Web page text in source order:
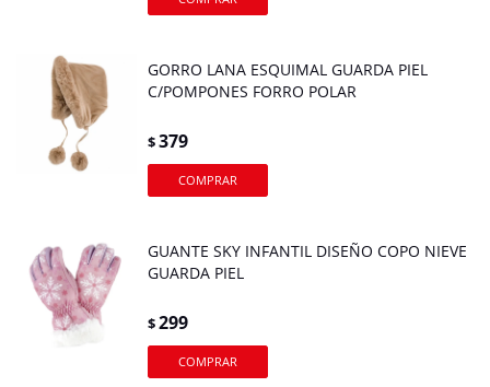
GORRO LANA ESQUIMAL GUARDA PIEL
C/POMPONES FORRO POLAR
$379
GUANTE SKY INFANTIL DISEÑO COPO NIEVE
GUARDA PIEL
$299